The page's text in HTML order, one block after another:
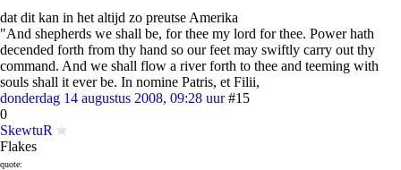
dat dit kan in het altijd zo preutse Amerika
"And shepherds we shall be, for thee my lord for thee. Power hath
decended forth from thy hand so our feet may swiftly carry out thy
command. And we shall flow a river forth to thee and teeming with
souls shall it ever be. In nomine Patris, et Filii,
donderdag 14 augustus 2008, 09:28 uur #15
0
SkewtuR
Flakes
quote: